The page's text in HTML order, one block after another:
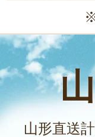
山形直送